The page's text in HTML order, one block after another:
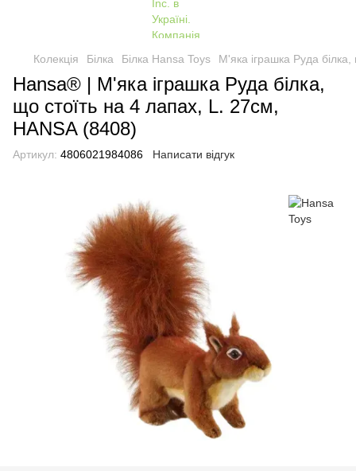
Колекція Білка Білка Hansa Toys М'яка іграшка Руда
Hansa® | М'яка іграшка Руда білка,
що стоїть на 4 лапах, L. 27см,
HANSA (8408)
Артикул: 4806021984086 Написати відгук